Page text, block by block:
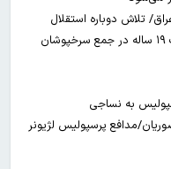
به نساجی
مدافع پرسپولیس لژیونر